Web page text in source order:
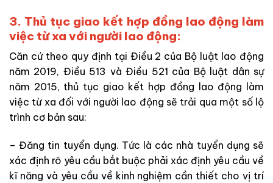
3. Thủ tục giao kết hợp đồng lao động làm
việc từ xa với người lao động:
Căn cứ theo quy định tại Điều 2 của Bộ luật lao động
năm 2019, Điều 513 và Điều 521 của Bộ luật dân sự
năm 2015, thủ tục giao kết hợp đồng lao động làm
việc từ xa đối với người lao động sẽ trải qua một số lộ
trình cơ bản sau:
– Đăng tin tuyển dụng. Tức là các nhà tuyển dụng sẽ
xác định rõ yêu cầu bắt buộc phải xác định yêu cầu về
kĩ năng và yêu cầu về kinh nghiệm cần thiết cho vị trí